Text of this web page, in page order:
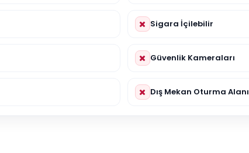
Sigara İçilebilir
Güvenlik Kameraları
Dış Mekan Oturma Alanı